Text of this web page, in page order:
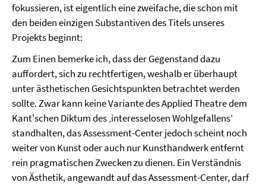
fokussieren, ist eigentlich eine zweifache, die schon mit
den beiden einzigen Substantiven des Titels unseres
Projekts beginnt:
Zum Einen bemerke ich, dass der Gegenstand dazu
auffordert, sich zu rechtfertigen, weshalb er überhaupt
unter ästhetischen Gesichtspunkten betrachtet werden
sollte. Zwar kann keine Variante des Applied Theatre dem
Kant'schen Diktum des ‚interesselosen Wohlgefallens’
standhalten, das Assessment-Center jedoch scheint noch
weiter von Kunst oder auch nur Kunsthandwerk entfernt
rein pragmatischen Zwecken zu dienen. Ein Verständnis
von Ästhetik, angewandt auf das Assessment-Center, darf